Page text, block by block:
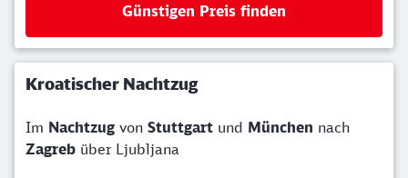
Günstigen Preis finden
Kroatischer Nachtzug
Im Nachtzug von Stuttgart und München nach
Zagreb über Ljubljana